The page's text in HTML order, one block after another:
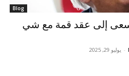
Blog
إلى عقد قمة مع شي
- يوليو 29, 2025